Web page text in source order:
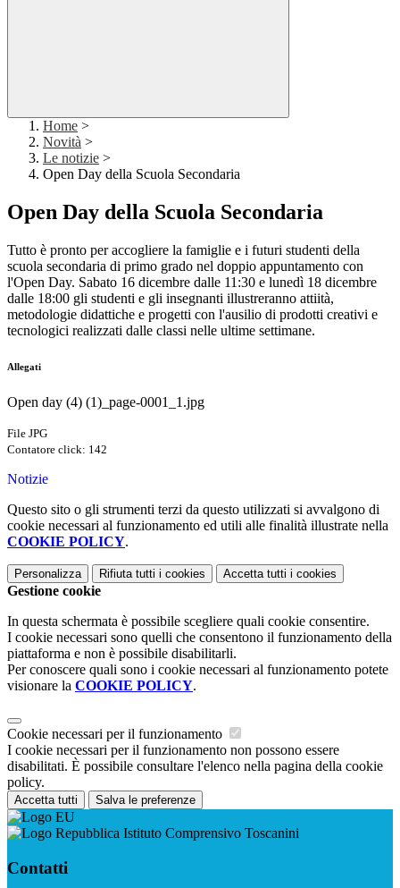
Home >
Novità >
Le notizie >
Open Day della Scuola Secondaria
Open Day della Scuola Secondaria
Tutto è pronto per accogliere la famiglie e i futuri studenti della
scuola secondaria di primo grado nel doppio appuntamento con
l'Open Day. Sabato 16 dicembre dalle 11:30 e lunedì 18 dicembre
dalle 18:00 gli studenti e gli insegnanti illustreranno attiità,
metodologie didattiche e progetti con l'ausilio di prodotti creativi e
tecnologici realizzati dalle classi nelle ultime settimane.
Allegati
Open day (4) (1)_page-0001_1.jpg
File JPG
Contatore click: 142
Notizie
Questo sito o gli strumenti terzi da questo utilizzati si avvalgono di
cookie necessari al funzionamento ed utili alle finalità illustrate nella
COOKIE POLICY.
Personalizza Rifiuta tutti i cookies Accetta tutti i cookies
Gestione cookie
In questa schermata è possibile scegliere quali cookie consentire.
I cookie necessari sono quelli che consentono il funzionamento della
piattaforma e non è possibile disabilitarli.
Per conoscere quali sono i cookie necessari al funzionamento potete
visionare la COOKIE POLICY.
Cookie necessari per il funzionamento
I cookie necessari per il funzionamento non possono essere
disabilitati. È possibile consultare l'elenco nella pagina della cookie
policy.
Accetta tutti Salva le preferenze
Istituto Comprensivo Toscanini
Contatti